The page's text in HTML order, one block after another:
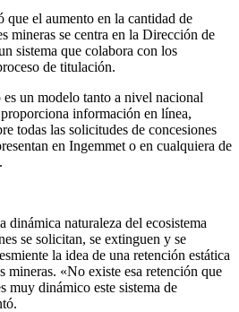
que el aumento en la cantidad de
mineras se centra en la Dirección de
sistema que colabora con los
de titulación.
es un modelo tanto a nivel nacional
información en línea,
todas las solicitudes de concesiones
en Ingemmet o en cualquiera de
dinámica naturaleza del ecosistema
se solicitan, se extinguen y se
la idea de una retención estática
mineras. «No existe esa retención que
muy dinámico este sistema de